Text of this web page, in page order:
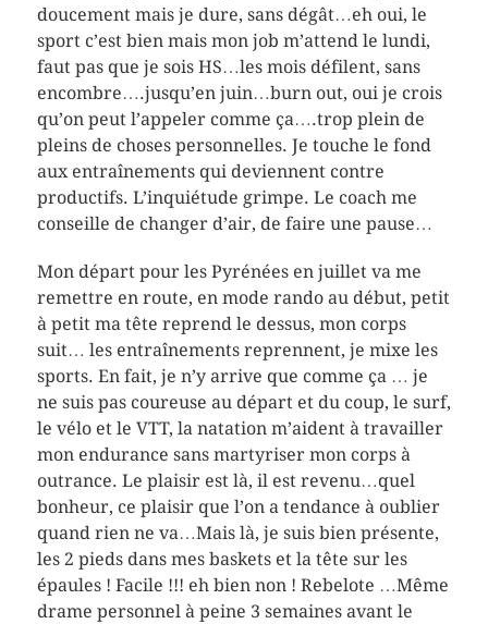
doucement mais je dure, sans dégât…eh oui, le
sport c’est bien mais mon job m’attend le lundi,
faut pas que je sois HS…les mois défilent, sans
encombre….jusqu’en juin…burn out, oui je crois
qu’on peut l’appeler comme ça….trop plein de
pleins de choses personnelles. Je touche le fond
aux entraînements qui deviennent contre
productifs. L’inquiétude grimpe. Le coach me
conseille de changer d’air, de faire une pause…
Mon départ pour les Pyrénées en juillet va me
remettre en route, en mode rando au début, petit
à petit ma tête reprend le dessus, mon corps
suit… les entraînements reprennent, je mixe les
sports. En fait, je n’y arrive que comme ça … je
ne suis pas coureuse au départ et du coup, le surf,
le vélo et le VTT, la natation m’aident à travailler
mon endurance sans martyriser mon corps à
outrance. Le plaisir est là, il est revenu…quel
bonheur, ce plaisir que l’on a tendance à oublier
quand rien ne va…Mais là, je suis bien présente,
les 2 pieds dans mes baskets et la tête sur les
épaules ! Facile !!! eh bien non ! Rebelote …Même
drame personnel à peine 3 semaines avant le